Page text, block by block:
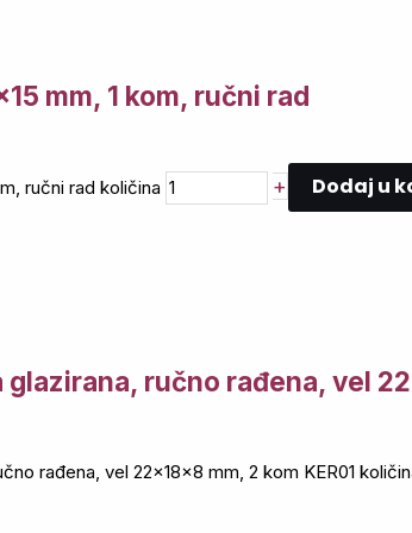
mm, 1 kom, ručni rad
ručni rad količina + Dodaj u
ručno rađena, vel
rađena, vel 22x18x8 mm, 2 kom KER01